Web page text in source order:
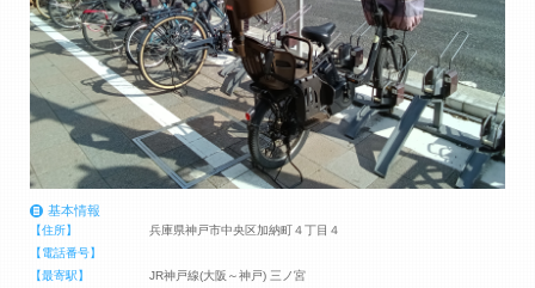
基本情報
【住所】
兵庫県神戸市中央区加納町４丁目４
【電話番号】
【最寄駅】
JR神戸線(大阪～神戸) 三ノ宮